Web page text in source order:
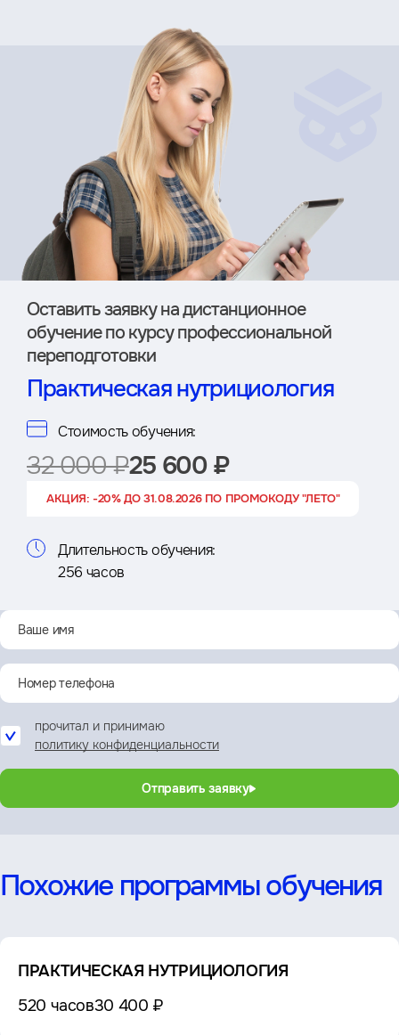
Оставить заявку на дистан­ционное
обучение по курсу профессиональной
переподготовки
Практическая нутрициология
Стоимость обучения:
32 000 ₽25 600 ₽
АКЦИЯ: -20% ДО 31.08.2026 ПО ПРОМОКОДУ "ЛЕТО"
Длительность обучения:
256 часов
прочитал и принимаю
политику конфиденциальности
Отправить заявку
Похожие программы обучения
ПРАКТИЧЕСКАЯ НУТРИЦИОЛОГИЯ
520 часов30 400 ₽